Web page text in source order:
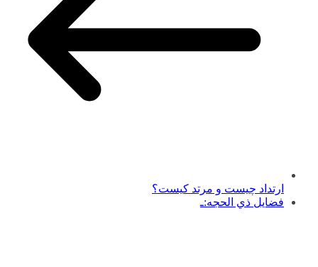
ارتداد چیست و مرتد کیست؟
فضايل ذي الحجه:ـ